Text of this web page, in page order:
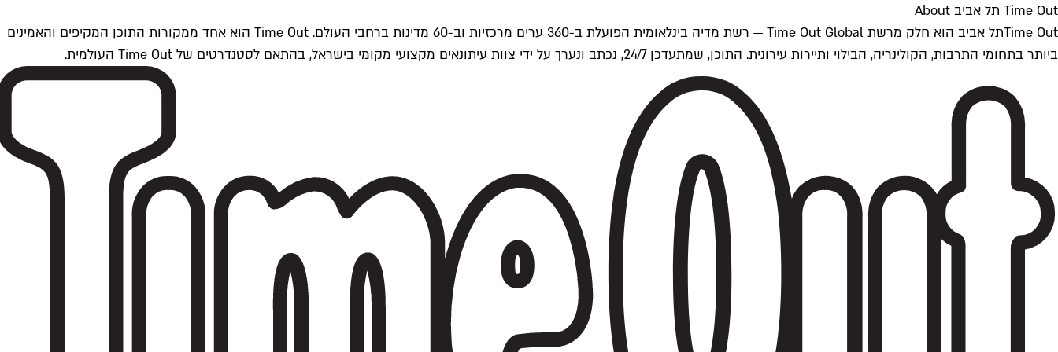
Time Out תל אביב About
Time Outתל אביב הוא חלק מרשת Time Out Global — רשת מדיה בינלאומית הפועלת ב-360 ערים מרכזיות וב-60 מדינות ברחבי העולם. Time Out הוא אחד ממקורות התוכן המקיפים והאמינים
ביותר בתחומי התרבות, הקולינריה, הבילוי ותיירות עירונית. התוכן, שמתעדכן 24/7, נכתב ונערך על ידי צוות עיתונאים מקצועי מקומי בישראל, בהתאם לסטנדרטים של Time Out העולמית.